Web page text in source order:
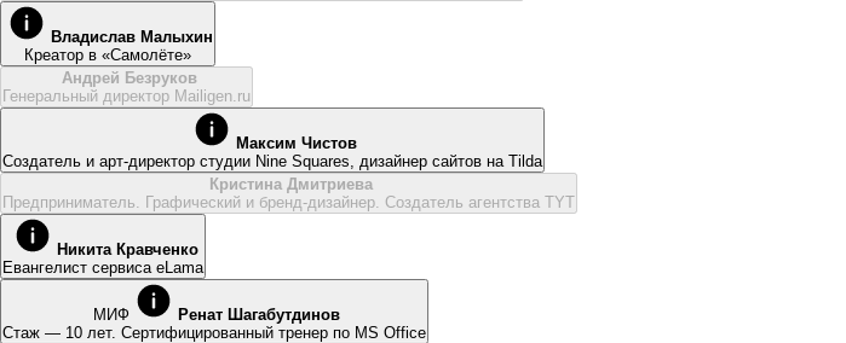
Владислав Малыхин
Креатор в «Самолёте»
Андрей Безруков
Генеральный директор Mailigen.ru
Максим Чистов
Создатель и арт-директор студии Nine Squares, дизайнер сайтов на Tilda
Кристина Дмитриева
Предприниматель. Графический и бренд-дизайнер. Создатель агентства TYT
Никита Кравченко
Евангелист сервиса eLama
МИФ
Ренат Шагабутдинов
Стаж — 10 лет. Сертифицированный тренер по MS Office